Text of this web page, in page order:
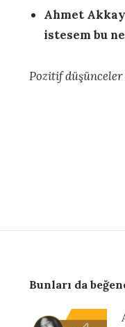
Ahmet
istesem bu
Pozitif düşünceler
Bunları da